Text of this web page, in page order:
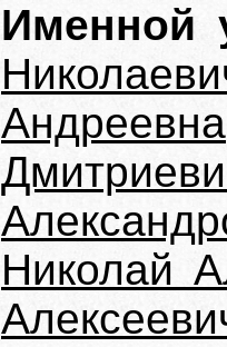
Именной
Андреевна
Николай